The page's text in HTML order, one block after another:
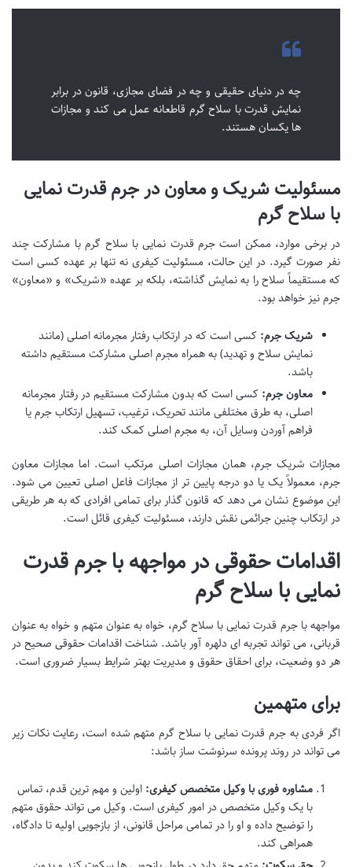
چه در دنیای حقیقی و چه در فضای مجازی، قانون در برابر
نمایش قدرت با سلاح گرم قاطعانه عمل می کند و مجازات
ها یکسان هستند.
مسئولیت شریک و معاون در جرم قدرت نمایی
با سلاح گرم
در برخی موارد، ممکن است جرم قدرت نمایی با سلاح گرم با مشارکت چند
نفر صورت گیرد. در این حالت، مسئولیت کیفری نه تنها بر عهده کسی است
که مستقیماً سلاح را به نمایش گذاشته، بلکه بر عهده «شریک» و «معاون»
جرم نیز خواهد بود.
شریک جرم: کسی است که در ارتکاب رفتار مجرمانه اصلی (مانند
نمایش سلاح و تهدید) به همراه مجرم اصلی مشارکت مستقیم داشته
باشد.
معاون جرم: کسی است که بدون مشارکت مستقیم در رفتار مجرمانه
اصلی، به طرق مختلفی مانند تحریک، ترغیب، تسهیل ارتکاب جرم یا
فراهم آوردن وسایل آن، به مجرم اصلی کمک کند.
مجازات شریک جرم، همان مجازات اصلی مرتکب است. اما مجازات معاون
جرم، معمولاً یک یا دو درجه پایین تر از مجازات فاعل اصلی تعیین می شود.
این موضوع نشان می دهد که قانون گذار برای تمامی افرادی که به هر طریقی
در ارتکاب چنین جرائمی نقش دارند، مسئولیت کیفری قائل است.
اقدامات حقوقی در مواجهه با جرم قدرت
نمایی با سلاح گرم
مواجهه با جرم قدرت نمایی با سلاح گرم، خواه به عنوان متهم و خواه به عنوان
قربانی، می تواند تجربه ای دلهره آور باشد. شناخت اقدامات حقوقی صحیح در
هر دو وضعیت، برای احقاق حقوق و مدیریت بهتر شرایط بسیار ضروری است.
برای متهمین
اگر فردی به جرم قدرت نمایی با سلاح گرم متهم شده است، رعایت نکات زیر
می تواند در روند پرونده سرنوشت ساز باشد:
مشاوره فوری با وکیل متخصص کیفری: اولین و مهم ترین قدم، تماس
با یک وکیل متخصص در امور کیفری است. وکیل می تواند حقوق متهم
را توضیح داده و او را در تمامی مراحل قانونی، از بازجویی اولیه تا دادگاه،
همراهی کند.